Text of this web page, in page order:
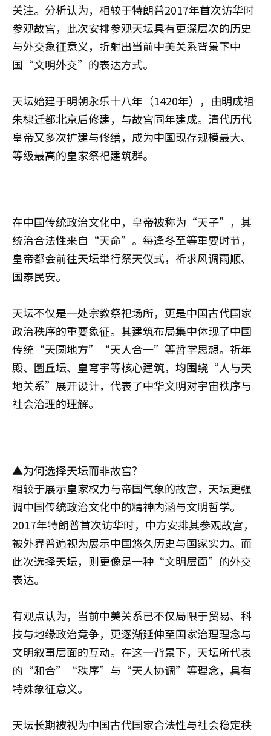
关注。分析认为，相较于特朗普2017年首次访华时
参观故宫，此次安排参观天坛具有更深层次的历史
与外交象征意义，折射出当前中美关系背景下中
国“文明外交”的表达方式。
天坛始建于明朝永乐十八年（1420年），由明成祖
朱棣迁都北京后修建，与故宫同年建成。清代历代
皇帝又多次扩建与修缮，成为中国现存规模最大、
等级最高的皇家祭祀建筑群。
在中国传统政治文化中，皇帝被称为“天子”，其
统治合法性来自“天命”。每逢冬至等重要时节，
皇帝都会前往天坛举行祭天仪式，祈求风调雨顺、
国泰民安。
天坛不仅是一处宗教祭祀场所，更是中国古代国家
政治秩序的重要象征。其建筑布局集中体现了中国
传统“天圆地方”“天人合一”等哲学思想。祈年
殿、圜丘坛、皇穹宇等核心建筑，均围绕“人与天
地关系”展开设计，代表了中华文明对宇宙秩序与
社会治理的理解。
▲为何选择天坛而非故宫？
相较于展示皇家权力与帝国气象的故宫，天坛更强
调中国传统政治文化中的精神内涵与文明哲学。
2017年特朗普首次访华时，中方安排其参观故宫，
被外界普遍视为展示中国悠久历史与国家实力。而
此次选择天坛，则更像是一种“文明层面”的外交
表达。
有观点认为，当前中美关系已不仅局限于贸易、科
技与地缘政治竞争，更逐渐延伸至国家治理理念与
文明叙事层面的互动。在这一背景下，天坛所代表
的“和合”“秩序”与“天人协调”等理念，具有
特殊象征意义。
天坛长期被视为中国古代国家合法性与社会稳定秩